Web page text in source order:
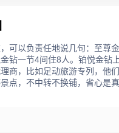
可以负责任地说几句：至尊
钻一节4间住8人。铂悦金钻
商，比如足动旅游专列，他
点，不中转不换铺，省心是